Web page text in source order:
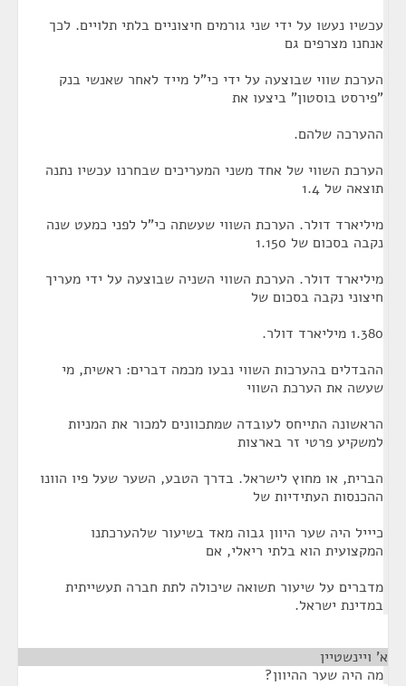
עכשיו נעשו על ידי שני גורמים חיצוניים בלתי תלויים. לכך
אנחנו מצרפים גם
הערכת שווי שבוצעה על ידי כי"ל מייד לאחר שאנשי בנק
"פירסט בוסטון" ביצעו את
ההערכה שלהם.
הערכת השווי של אחד משני המעריכים שבחרנו עכשיו נתנה
תוצאה של 1.4
מיליארד דולר. הערכת השווי שעשתה כי"ל לפני כמעט שנה
נקבה בסכום של 1.150
מיליארד דולר. הערכת השווי השניה שבוצעה על ידי מעריך
חיצוני נקבה בסכום של
1.380 מיליארד דולר.
ההבדלים בהערכות השווי נבעו מכמה דברים: ראשית, מי
שעשה את הערכת השווי
הראשונה התייחס לעובדה שמתכוונים למכור את המניות
למשקיע פרטי זר בארצות
הברית, או מחוץ לישראל. בדרך הטבע, השער שעל פיו הוונו
ההכנסות העתידיות של
כיייל היה שער היוון גבוה מאד בשיעור שלהערכתנו
המקצועית הוא בלתי ריאלי, אם
מדברים על שיעור תשואה שיכולה לתת חברה תעשייתית
במדינת ישראל.
א' ויינשטיין
מה היה שער ההיוון?